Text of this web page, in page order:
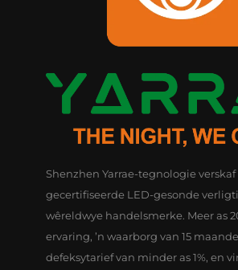
Shenzhen Yarrae-tegnologie verskaf
gecertifiseerde LED-gesonde
wêreldwye handelsmerke. Meer as
ervaring, ’n waarborg van 15
defeksytarief van minder as 1%, en